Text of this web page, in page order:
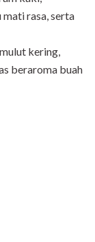
mati rasa, serta
kering,
beraroma buah